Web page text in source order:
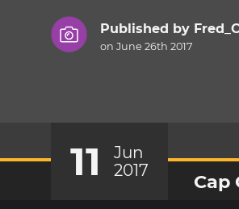
Published by
on June 26th 2017
11
Jun
2017
Cap